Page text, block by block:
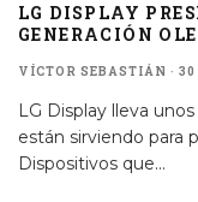
LG DISPLAY
GENERACIÓN
VÍCTOR SEBASTIÁN · 30
LG Display lleva
están sirviendo para
Dispositivos que...